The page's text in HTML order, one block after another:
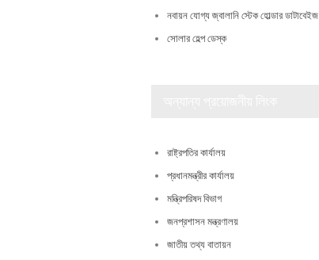
নবায়ন যোগ্য জ্বালানি স্টেক হোল্ডার ডাটাবেইজ
সোলার হেল্প ডেস্ক
রাষ্ট্রপতির কার্যালয়
প্রধানমন্ত্রীর কার্যালয়
মন্ত্রিপরিষদ বিভাগ
জনপ্রশাসন মন্ত্রণালয়
জাতীয় তথ্য বাতায়ন